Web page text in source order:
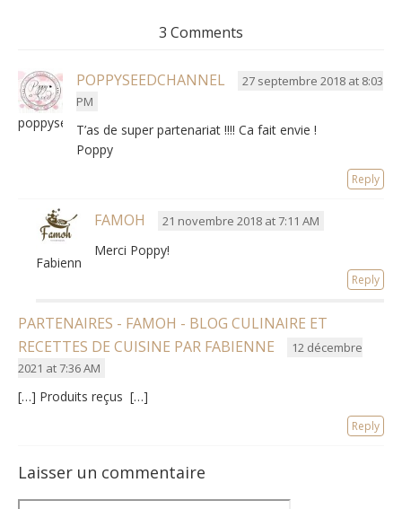
3 Comments
poppyseedchannel
POPPYSEEDCHANNEL
27 septembre 2018 at 8:03
PM
T’as de super partenariat !!!! Ca fait envie !
Poppy
Reply
Fabienne
FAMOH 21 novembre 2018 at 7:11 AM
Merci Poppy!
Reply
PARTENAIRES - FAMOH - BLOG CULINAIRE ET
RECETTES DE CUISINE PAR FABIENNE
12 décembre
2021 at 7:36 AM
[…] Produits reçus […]
Reply
Laisser un commentaire